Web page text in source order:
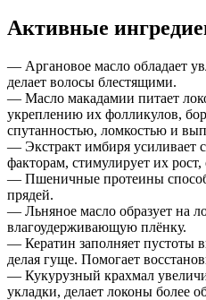
Активные
— Аргановое масло обладает
делает волосы блестящими.
— Масло макадамии питает
укреплению их фолликулов,
спутанностью, ломкостью и
— Экстракт имбиря усиливает
факторам, стимулирует их рост,
— Пшеничные протеины
прядей.
— Льняное масло образует на
влагоудерживающую плёнку.
— Кератин заполняет пустоты
делая гуще. Помогает
— Кукурузный крахмал
укладки, делает локоны более